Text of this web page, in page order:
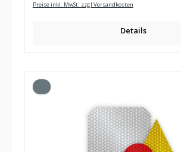
Preise inkl. MwSt. zzgl Versandkosten
Details